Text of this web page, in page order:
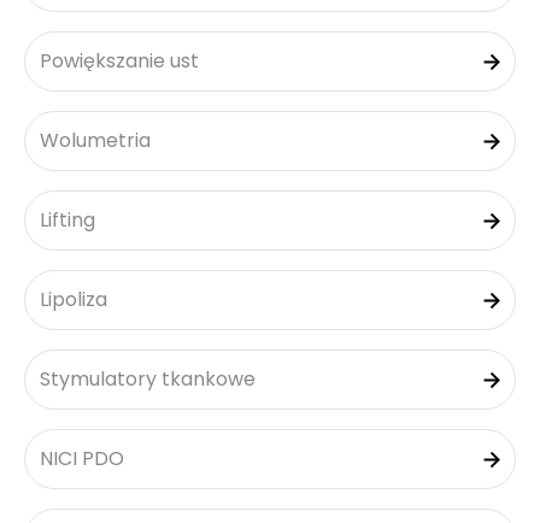
Powiększanie ust
Wolumetria
Lifting
Lipoliza
Stymulatory tkankowe
NICI PDO